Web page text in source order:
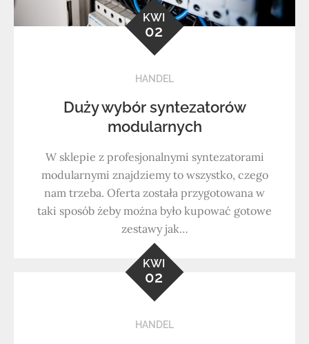
KWI
02
HANDEL
Duży wybór syntezatorów
modularnych
W sklepie z profesjonalnymi syntezatorami
modularnymi znajdziemy to wszystko, czego
nam trzeba. Oferta została przygotowana w
taki sposób żeby można było kupować gotowe
zestawy jak…
KWI
02
HANDEL